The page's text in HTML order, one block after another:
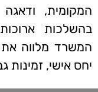
המקומית,
בהשלכות
המשרד מלווה את
יחס אישי, זמינות